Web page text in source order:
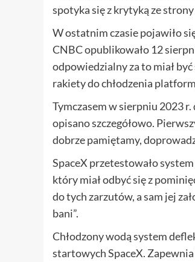
spotyka się z krytyką ze
W ostatnim czasie pojawiło
CNBC opublikowało 12
odpowiedzialny za to miał
rakiety do chłodzenia
Tymczasem w sierpniu 2023
opisano szczegółowo.
dobrze pamiętamy,
SpaceX przetestowało
który miał odbyć się z
do tych zarzutów, a sam jej
bani”.
Chłodzony wodą system
startowych SpaceX.